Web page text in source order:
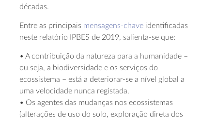
décadas.
Entre as principais mensagens-chave identificadas
neste relatório IPBES de 2019, salienta-se que:
• A contribuição da natureza para a humanidade –
ou seja, a biodiversidade e os serviços do
ecossistema – está a deteriorar-se a nível global a
uma velocidade nunca registada.
• Os agentes das mudanças nos ecossistemas
(alterações de uso do solo, exploração direta dos